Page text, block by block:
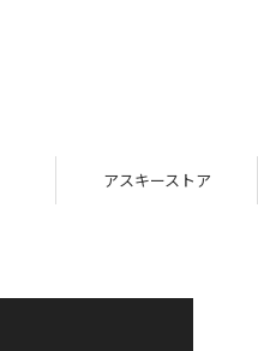
アスキーストア